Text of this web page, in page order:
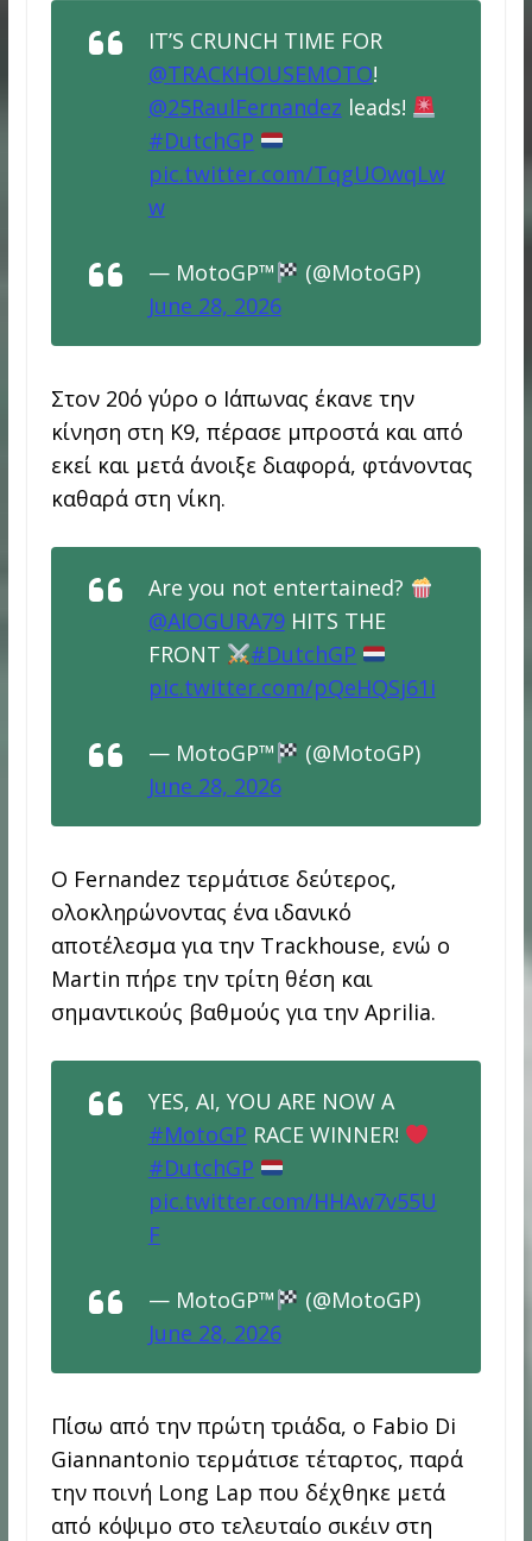
IT’S CRUNCH TIME FOR
@TRACKHOUSEMOTO!
@25RaulFernandez leads!
#DutchGP
pic.twitter.com/TqgUOwqLw
w
— MotoGP™
(@MotoGP)
June 28, 2026
Στον 20ό γύρο ο Ιάπωνας έκανε την
κίνηση στη Κ9, πέρασε μπροστά και από
εκεί και μετά άνοιξε διαφορά, φτάνοντας
καθαρά στη νίκη.
Are you not entertained?
@AIOGURA79HITS THE
FRONT
#DutchGP
pic.twitter.com/pQeHQSj61i
— MotoGP™
(@MotoGP)
June 28, 2026
Ο Fernandez τερμάτισε δεύτερος,
ολοκληρώνοντας ένα ιδανικό
αποτέλεσμα για την Trackhouse, ενώ ο
Martin πήρε την τρίτη θέση και
σημαντικούς βαθμούς για την Aprilia.
YES, AI, YOU ARE NOW A
#MotoGP RACE WINNER!
#DutchGP
pic.twitter.com/HHAw7v55U
F
— MotoGP™
(@MotoGP)
June 28, 2026
Πίσω από την πρώτη τριάδα, ο Fabio Di
Giannantonio τερμάτισε τέταρτος, παρά
την ποινή Long Lap που δέχθηκε μετά
από κόψιμο στο τελευταίο σικέιν στη